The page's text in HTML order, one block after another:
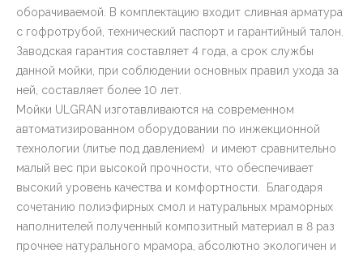
оборачиваемой. В комплектацию входит сливная арматура
с гофротрубой, технический паспорт и гарантийный талон.
Заводская гарантия составляет 4 года, а срок службы
данной мойки, при соблюдении основных правил ухода за
ней, составляет более 10 лет.
Мойки ULGRAN изготавливаются на современном
автоматизированном оборудовании по инжекционной
технологии (литье под давлением) и имеют сравнительно
малый вес при высокой прочности, что обеспечивает
высокий уровень качества и комфортности. Благодаря
сочетанию полиэфирных смол и натуральных мраморных
наполнителей полученный композитный материал в 8 раз
прочнее натурального мрамора, абсолютно экологичен и